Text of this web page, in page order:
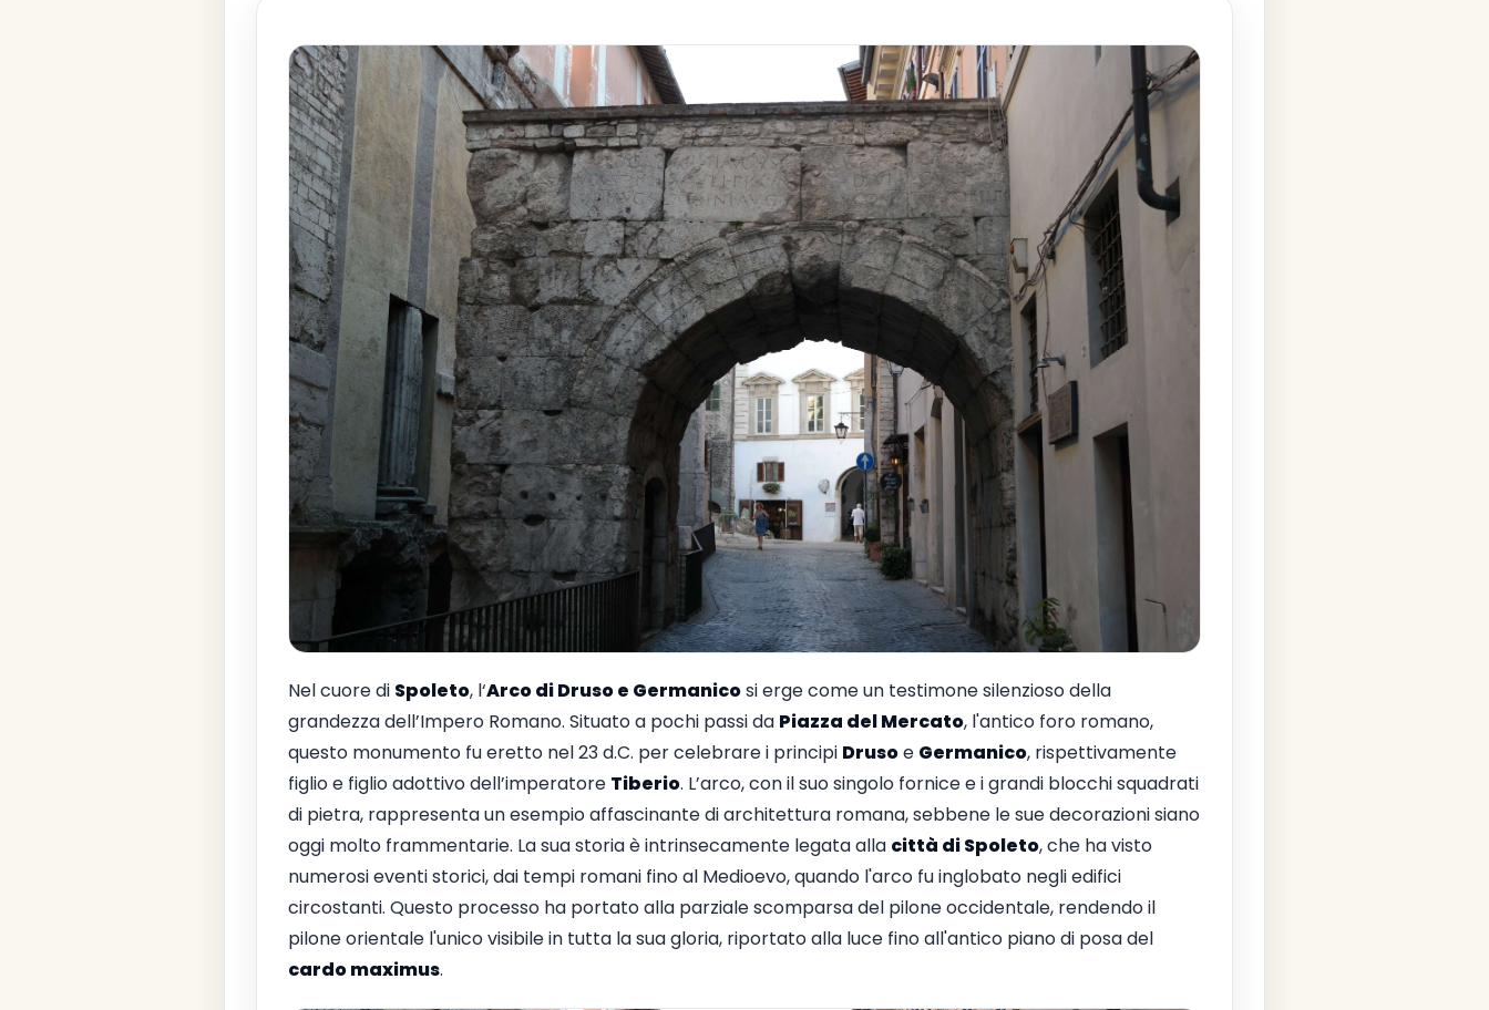
Nel cuore di Spoleto, l‘Arco di Druso e Germanicosi erge come un testimone silenzioso della
grandezza dell’Impero Romano. Situato a pochi passi da Piazza del Mercato, l'antico foro romano,
questo monumento fu eretto nel 23 d.C. per celebrare i principi Drusoe Germanico, rispettivamente
figlio e figlio adottivo dell’imperatore Tiberio. L’arco, con il suo singolo fornice e i grandi blocchi squadrati
di pietra, rappresenta un esempio affascinante di architettura romana, sebbene le sue decorazioni siano
oggi molto frammentarie. La sua storia è intrinsecamente legata alla città di Spoleto, che ha visto
numerosi eventi storici, dai tempi romani fino al Medioevo, quando l'arco fu inglobato negli edifici
circostanti. Questo processo ha portato alla parziale scomparsa del pilone occidentale, rendendo il
pilone orientale l'unico visibile in tutta la sua gloria, riportato alla luce fino all'antico piano di posa del
cardo maximus.